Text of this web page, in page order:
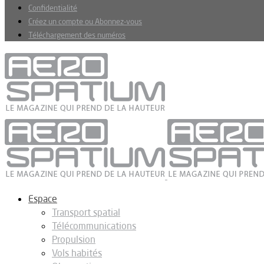
Confidentialité
Créez un compte ou Abonnez-vous
Téléchargement des numéros
Espace
Transport spatial
Télécommunications
Propulsion
Vols habités